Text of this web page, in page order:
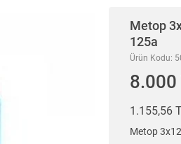
Metop
125a
Ürün Kodu:
8.000
1.155,56
Metop